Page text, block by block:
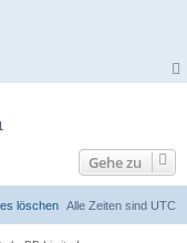
Gehe zu
Alle Zeiten sind UTC
löschen